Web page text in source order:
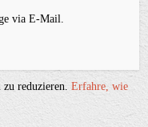
via E-Mail.
zu reduzieren.Erfahre, wie